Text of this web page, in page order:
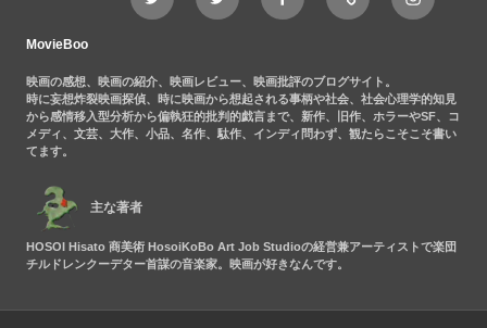
MovieBooNezshi
Facebook
Nezshi
MovieBoo
映画の感想、映画の紹介、映画レビュー、映画批評のブログサイト。
時に妄想炸裂映画探偵、時に映画から想起される事柄や社会、社会心理学的知見
から感情移入型分析から偏執狂的批判的戯言まで、新作、旧作、ホラーやSF、コ
メディ、文芸、大作、小品、名作、駄作、インディ問わず、観たらこそこそ書い
てます。
主な著者
HOSOI Hisato 商美術 HosoiKoBo Art Job Studioの経営兼アーティストで楽団
チルドレンクーデター首謀の音楽家。映画が好きなんです。